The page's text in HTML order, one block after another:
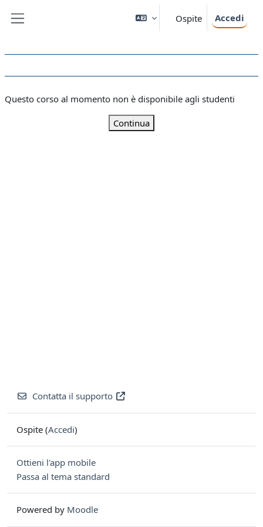
Ospite Accedi
Questo corso al momento non è disponibile agli studenti
Continua
Contatta il supporto
Ospite (Accedi)
Ottieni l'app mobile
Passa al tema standard
Powered by Moodle